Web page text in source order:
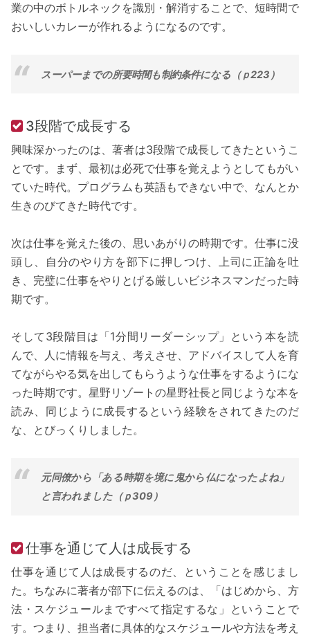
業の中のボトルネックを識別・解消することで、短時間で
おいしいカレーが作れるようになるのです。
スーパーまでの所要時間も制約条件になる（ｐ223）
3段階で成長する
興味深かったのは、著者は3段階で成長してきたというこ
とです。まず、最初は必死で仕事を覚えようとしてもがい
ていた時代。プログラムも英語もできない中で、なんとか
生きのびてきた時代です。
次は仕事を覚えた後の、思いあがりの時期です。仕事に没
頭し、自分のやり方を部下に押しつけ、上司に正論を吐
き、完璧に仕事をやりとげる厳しいビジネスマンだった時
期です。
そして3段階目は「1分間リーダーシップ」という本を読
んで、人に情報を与え、考えさせ、アドバイスして人を育
てながらやる気を出してもらうような仕事をするようにな
った時期です。星野リゾートの星野社長と同じような本を
読み、同じように成長するという経験をされてきたのだ
な、とびっくりしました。
元同僚から「ある時期を境に鬼から仏になったよね」
と言われました（ｐ309）
仕事を通じて人は成長する
仕事を通じて人は成長するのだ、ということを感じまし
た。ちなみに著者が部下に伝えるのは、「はじめから、方
法・スケジュールまですべて指定するな」ということで
す。つまり、担当者に具体的なスケジュールや方法を考え